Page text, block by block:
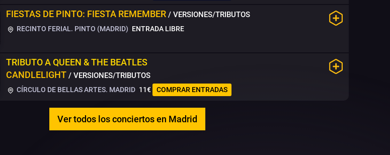
FIESTAS DE PINTO: FIESTA REMEMBER / VERSIONES/TRIBUTOS
RECINTO FERIAL. PINTO (MADRID) ENTRADA LIBRE
TRIBUTO A QUEEN & THE BEATLES
CANDLELIGHT / VERSIONES/TRIBUTOS
CÍRCULO DE BELLAS ARTES. MADRID 11€ COMPRAR ENTRADAS
Ver todos los conciertos en Madrid